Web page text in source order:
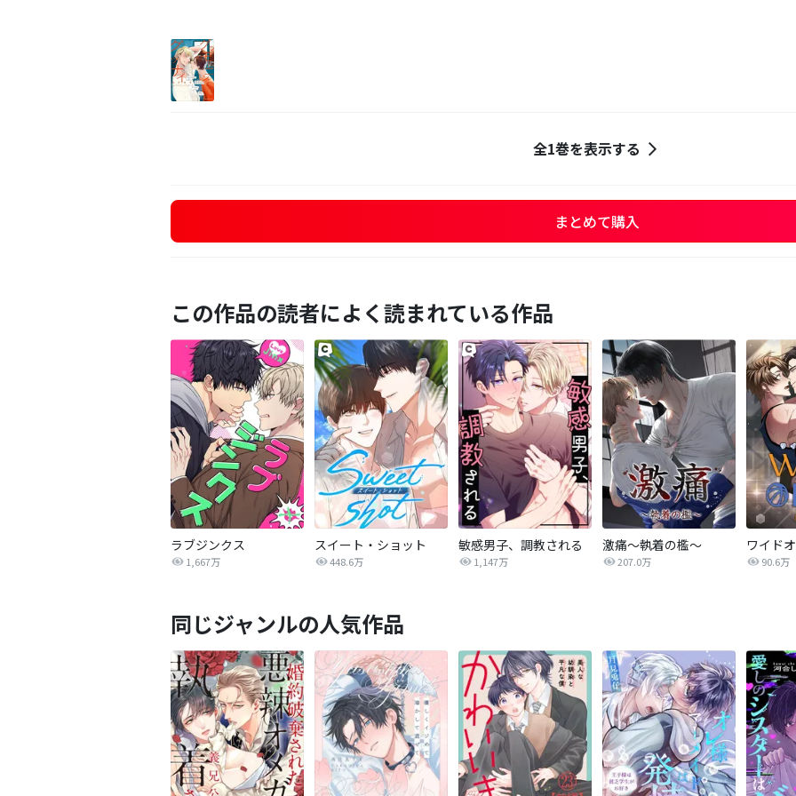
全1巻を表示する
まとめて購入
この作品の読者によく読まれている作品
ラブジンクス
1,667万
スイート・ショット
448.6万
敏感男子、調教される
1,147万
激痛～執着の檻～
207.0万 90.6万
同じジャンルの人気作品